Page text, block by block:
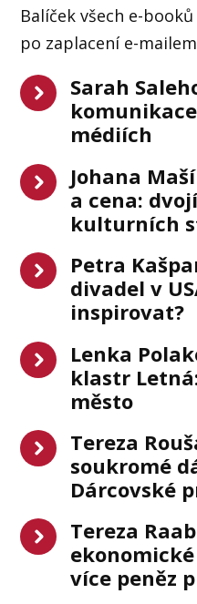
Balíček všech e-
po zaplacení e-
Sarah
médiích
Johana
a cena:
kulturních
Petra
divadel v
inspirovat?
Lenka
klastr
město
Tereza
soukromé
Dárcovské
Tereza
více peněz